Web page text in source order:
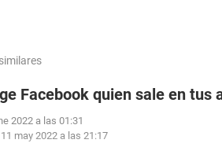
Facebook quien sale en tus
2022 a las 01:31
11 may 2022 a las 21:17